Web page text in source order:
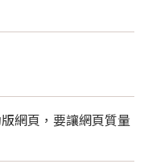
網頁，要讓網頁質量